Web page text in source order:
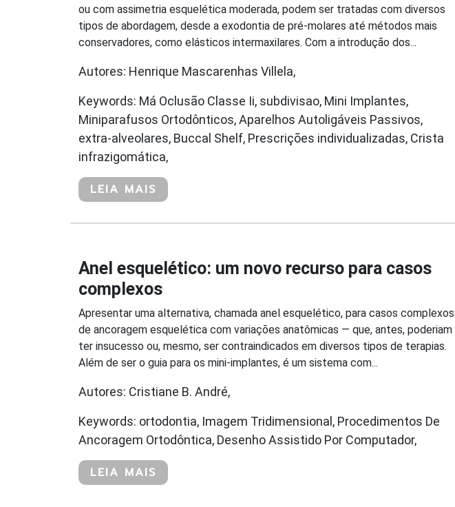
ou com assimetria esquelética moderada, podem ser tratadas com diversos
tipos de abordagem, desde a exodontia de pré-molares até métodos mais
conservadores, como elásticos intermaxilares. Com a introdução dos...
Autores: Henrique Mascarenhas Villela,
Keywords: Má Oclusão Classe Ii, subdivisao, Mini Implantes,
Miniparafusos Ortodônticos, Aparelhos Autoligáveis Passivos,
extra-alveolares, Buccal Shelf, Prescrições individualizadas, Crista
infrazigomática,
LEIA MAIS
Anel esquelético: um novo recurso para casos
complexos
Apresentar uma alternativa, chamada anel esquelético, para casos complexos
de ancoragem esquelética com variações anatômicas — que, antes, poderiam
ter insucesso ou, mesmo, ser contraindicados em diversos tipos de terapias.
Além de ser o guia para os mini-implantes, é um sistema com...
Autores: Cristiane B. André,
Keywords: ortodontia, Imagem Tridimensional, Procedimentos De
Ancoragem Ortodôntica, Desenho Assistido Por Computador,
LEIA MAIS